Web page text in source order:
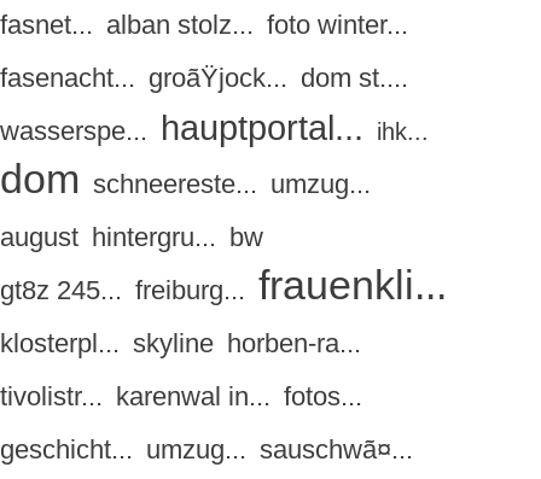
fasnet... alban stolz... foto winter...
fasenacht... groãŸjock... dom st....
wasserspe... hauptportal... ihk...
dom schneereste... umzug...
august hintergru... bw
gt8z 245... freiburg... frauenkli...
klosterpl... skyline horben-ra...
tivolistr... karenwal in... fotos...
geschicht... umzug... sauschwã¤...